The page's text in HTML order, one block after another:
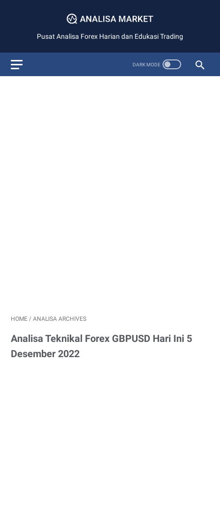
Pusat Analisa Forex Harian dan Edukasi Trading
HOME / ANALISA ARCHIVES
Analisa Teknikal Forex GBPUSD Hari Ini 5
Desember 2022